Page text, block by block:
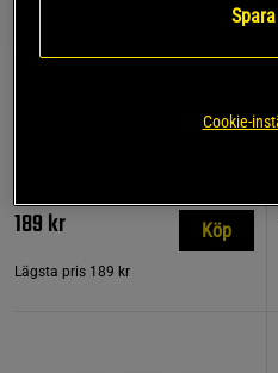
Kreatin Monohydrat 500 g
189 kr
Lägsta pris 189 kr
Köp
Cookie-